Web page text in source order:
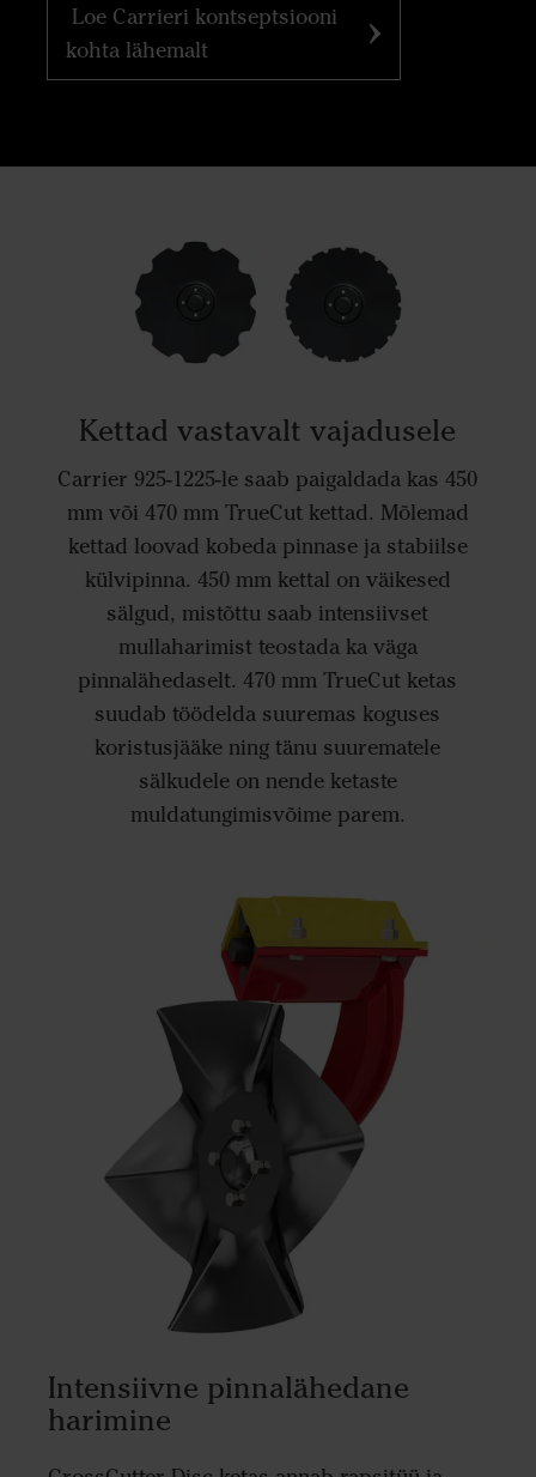
Loe Carrieri kontseptsiooni
kohta lähemalt
Kettad vastavalt vajadusele
Carrier 925-1225-le saab paigaldada kas 450
mm või 470 mm TrueCut kettad. Mõlemad
kettad loovad kobeda pinnase ja stabiilse
külvipinna. 450 mm kettal on väikesed
sälgud, mistõttu saab intensiivset
mullaharimist teostada ka väga
pinnalähedaselt. 470 mm TrueCut ketas
suudab töödelda suuremas koguses
koristusjääke ning tänu suurematele
sälkudele on nende ketaste
muldatungimisvõime parem.
Intensiivne pinnalähedane
harimine